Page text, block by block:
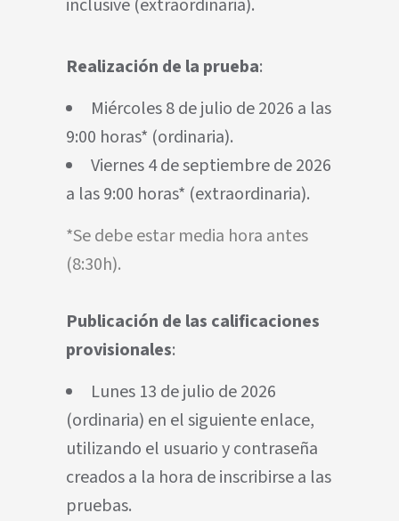
inclusive (extraordinaria).
Realización de la prueba:
Miércoles 8 de julio de 2026 a las
9:00 horas* (ordinaria).
Viernes 4 de septiembre de 2026
a las 9:00 horas* (extraordinaria).
*Se debe estar media hora antes
(8:30h).
Publicación de las calificaciones
provisionales:
Lunes 13 de julio de 2026
(ordinaria) en el siguiente enlace,
utilizando el usuario y contraseña
creados a la hora de inscribirse a las
pruebas.